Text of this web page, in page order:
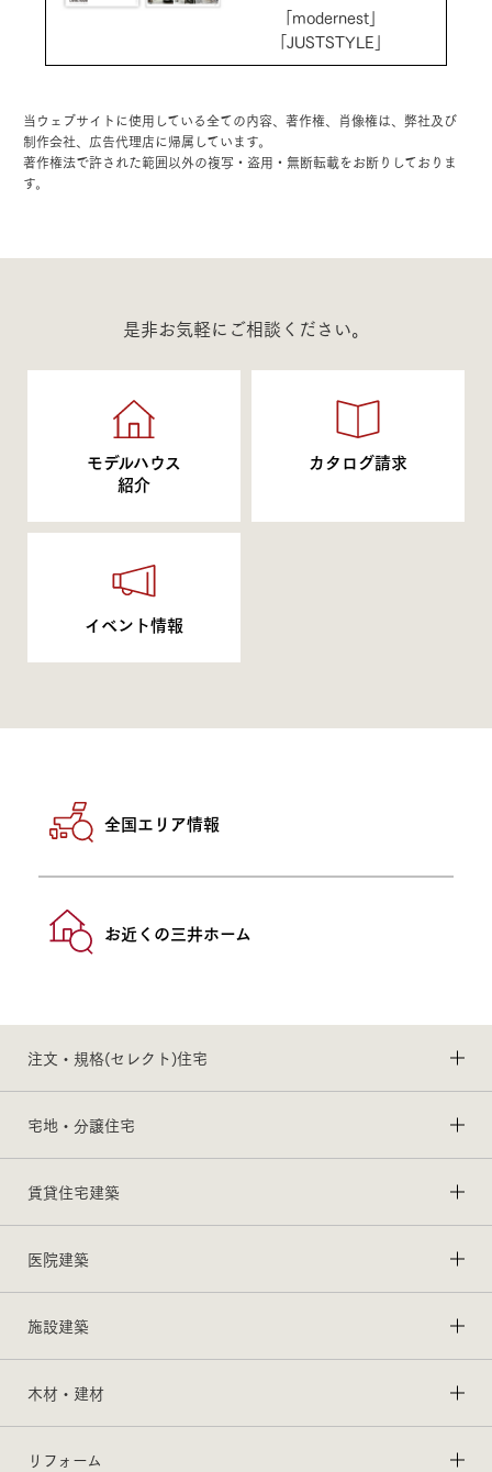
「modernest」
「JUSTSTYLE」
当ウェブサイトに使用している全ての内容、著作権、肖像権は、弊社及び
制作会社、広告代理店に帰属しています。
著作権法で許された範囲以外の複写・盗用・無断転載をお断りしておりま
す。
是非お気軽にご相談ください。
モデルハウス
紹介
カタログ請求
イベント情報
全国エリア情報
お近くの三井ホーム
注文・規格(セレクト)住宅
宅地・分譲住宅
賃貸住宅建築
医院建築
施設建築
木材・建材
リフォーム